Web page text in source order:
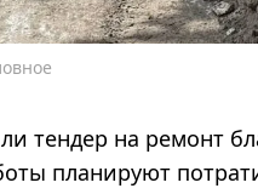
тендер на ремонт
планируют